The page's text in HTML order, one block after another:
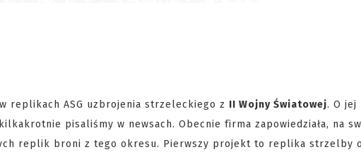
replikach ASG uzbrojenia strzeleckiego z II Wojny Światowej. O jej
pisaliśmy w newsach. Obecnie firma zapowiedziała, na
replik broni z tego okresu. Pierwszy projekt to replika strzelby